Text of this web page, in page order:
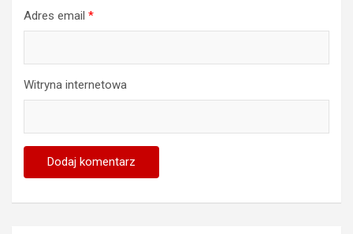
Adres email *
Witryna internetowa